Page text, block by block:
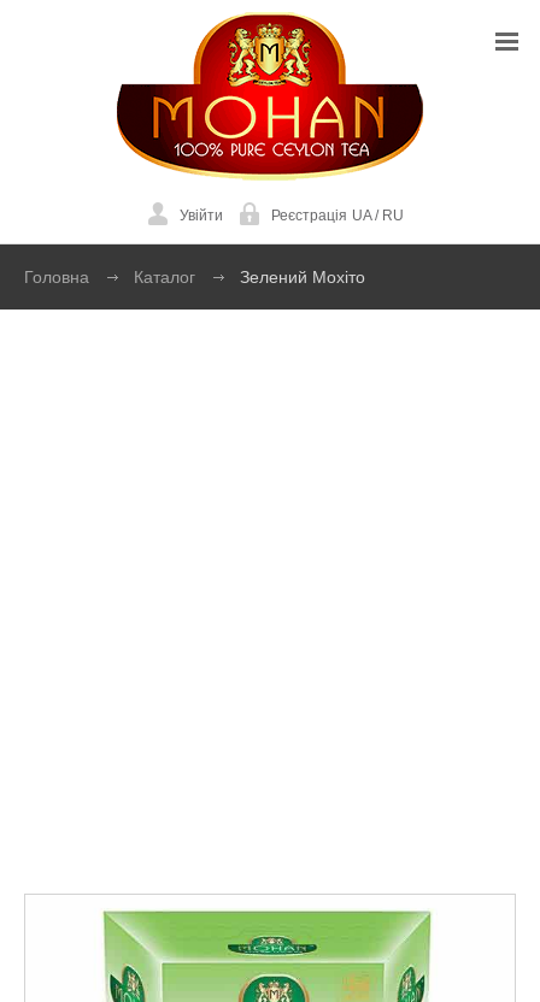
Увійти Реєстрація UA/RU
Головна Каталог Зелений Мохіто